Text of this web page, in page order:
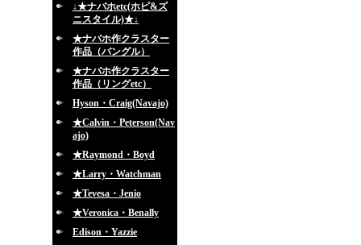
↓★ナバホetc(ホピ&ズ
ニスタイル)★↓
★ナバホ作クラスター
作品（バングル）
★ナバホ作クラスター
作品（リングetc）
Hyson・Craig(Navajo)
★Calvin・Peterson(Nav
ajo)
★Raymond・Boyd
★Larry・Watchman
★Tevesa・Jenio
★Veronica・Benally
Edison・Yazzie